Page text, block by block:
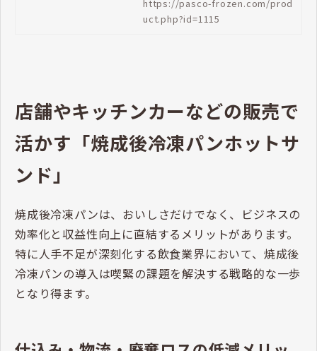
オーブン：200℃で約6分
Pasco 業務用冷凍パン生
地通販 | Pasco 業務用冷
凍パン生地通販
国産小麦の小麦粉を使用したバゲ
ット生地に甘酒を練り込んだ、和
のメニューにも合うミニサイズの
店舗やキッチンカーなどの販売で
ンド」